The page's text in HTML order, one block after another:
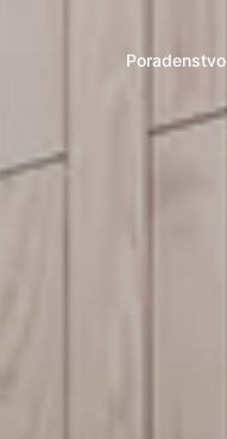
Poradenstvo